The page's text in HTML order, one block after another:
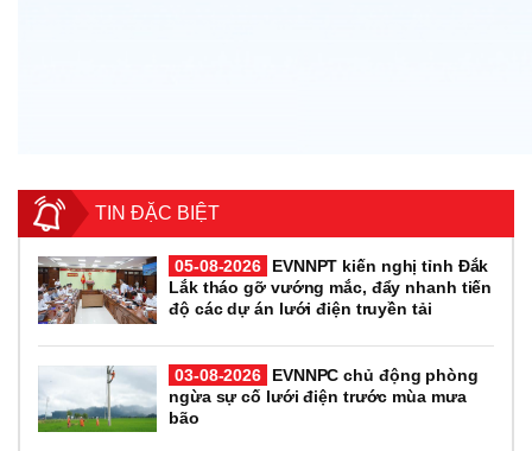
TIN ĐẶC BIỆT
05-08-2026
EVNNPT kiến nghị tỉnh Đắk
Lắk tháo gỡ vướng mắc, đẩy nhanh tiến
độ các dự án lưới điện truyền tải
03-08-2026
EVNNPC chủ động phòng
ngừa sự cố lưới điện trước mùa mưa
bão